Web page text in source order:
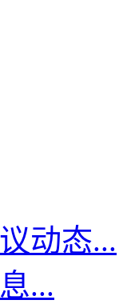
动态...
...